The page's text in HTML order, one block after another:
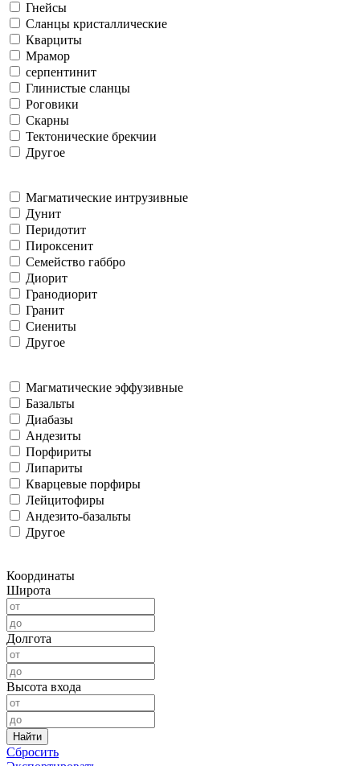
Гнейсы
Сланцы кристаллические
Кварциты
Мрамор
серпентинит
Глинистые сланцы
Роговики
Скарны
Тектонические брекчии
Другое
Магматические интрузивные
Дунит
Перидотит
Пироксенит
Семейство габбро
Диорит
Гранодиорит
Гранит
Сиениты
Другое
Магматические эффузивные
Базальты
Диабазы
Андезиты
Порфириты
Липариты
Кварцевые порфиры
Лейцитофиры
Андезито-базальты
Другое
Координаты
Широта
Долгота
Высота входа
Сбросить